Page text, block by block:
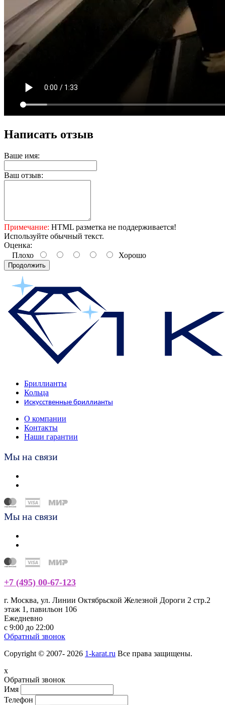
Написать отзыв
Ваше имя:
Ваш отзыв:
Примечание: HTML разметка не поддерживается!
Используйте обычный текст.
Оценка:
Плохо
Хорошо
Продолжить
Бриллианты
Кольца
Искусственные бриллианты
О компании
Контакты
Наши гарантии
Мы на связи
Мы на связи
+7 (495) 00-67-123
г. Москва, ул. Линии Октябрьской Железной Дороги 2 стр.2
этаж 1, павильон 106
Ежедневно
с 9:00 до 22:00
Обратный звонок
Copyright © 2007- 2026 1-karat.ru Все права защищены.
x
Обратный звонок
Имя
Телефон